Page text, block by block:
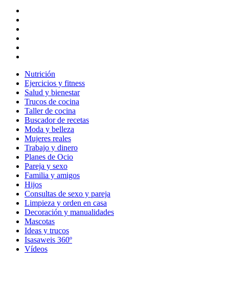
Nutrición
Ejercicios y fitness
Salud y bienestar
Trucos de cocina
Taller de cocina
Buscador de recetas
Moda y belleza
Mujeres reales
Trabajo y dinero
Planes de Ocio
Pareja y sexo
Familia y amigos
Hijos
Consultas de sexo y pareja
Limpieza y orden en casa
Decoración y manualidades
Mascotas
Ideas y trucos
Isasaweis 360º
Vídeos